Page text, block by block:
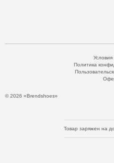
© 2026 «Brendshoes»
Условия
Политика
Товар заряжен на